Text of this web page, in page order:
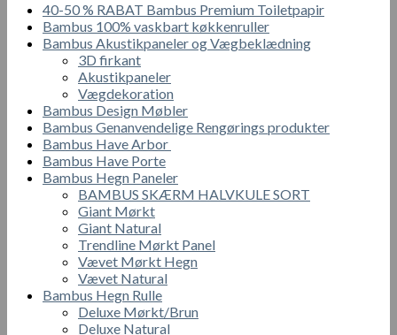
40-50 % RABAT Bambus Premium Toiletpapir
Bambus 100% vaskbart køkkenruller
Bambus Akustikpaneler og Vægbeklædning
3D firkant
Akustikpaneler
Vægdekoration
Bambus Design Møbler
Bambus Genanvendelige Rengørings produkter
Bambus Have Arbor
Bambus Have Porte
Bambus Hegn Paneler
BAMBUS SKÆRM HALVKULE SORT
Giant Mørkt
Giant Natural
Trendline Mørkt Panel
Vævet Mørkt Hegn
Vævet Natural
Bambus Hegn Rulle
Deluxe Mørkt/Brun
Deluxe Natural